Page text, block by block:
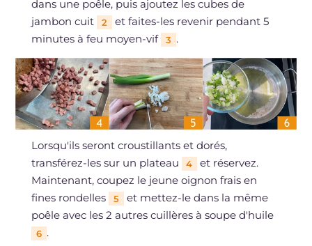
dans une poêle, puis ajoutez les cubes de
jambon cuit
2
et faites-les revenir pendant 5
minutes à feu moyen-vif
3 .
Lorsqu'ils seront croustillants et dorés,
transférez-les sur un plateau
4
et réservez.
Maintenant, coupez le jeune oignon frais en
fines rondelles
5
et mettez-le dans la même
poêle avec les 2 autres cuillères à soupe d'huile
6 .